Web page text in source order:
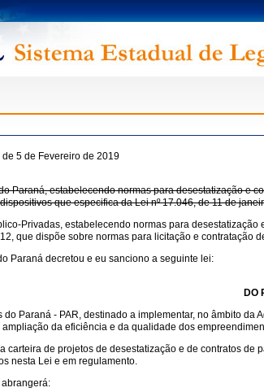
de 5 de Fevereiro de 2019
Paraná, estabelecendo normas para desestatização e
que especifica da Lei nº 17.046, de 11 de
Privadas, estabelecendo normas para
que dispõe sobre normas para licitação e contratação
Paraná decretou e eu sanciono a seguinte lei:
DO
Paraná - PAR, destinado a implementar, no âmbito
da eficiência e da qualidade dos
carteira de projetos de desestatização e de contratos
nesta Lei e em regulamento.
abrangerá: